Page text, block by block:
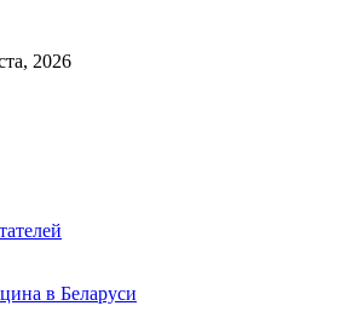
2026
в Беларуси